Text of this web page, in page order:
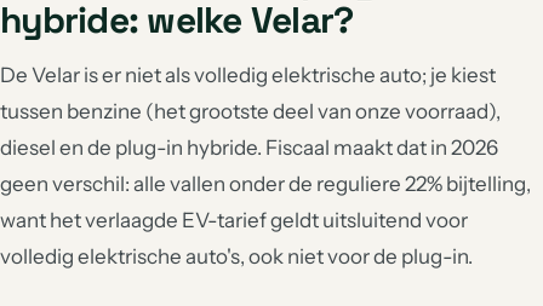
hybride: welke Velar?
De Velar is er niet als volledig elektrische auto; je kiest
tussen benzine (het grootste deel van onze voorraad),
diesel en de plug-in hybride. Fiscaal maakt dat in 2026
geen verschil: alle vallen onder de reguliere 22% bijtelling,
want het verlaagde EV-tarief geldt uitsluitend voor
volledig elektrische auto's, ook niet voor de plug-in.